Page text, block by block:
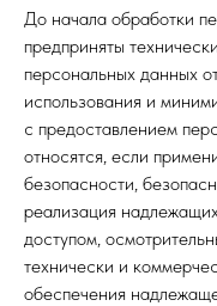
До начала обработки
предприняты
персональных данных
использования и
с предоставлением
относятся, если
безопасности,
реализация
доступом,
технически и
обеспечения